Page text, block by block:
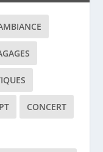
CONCERT